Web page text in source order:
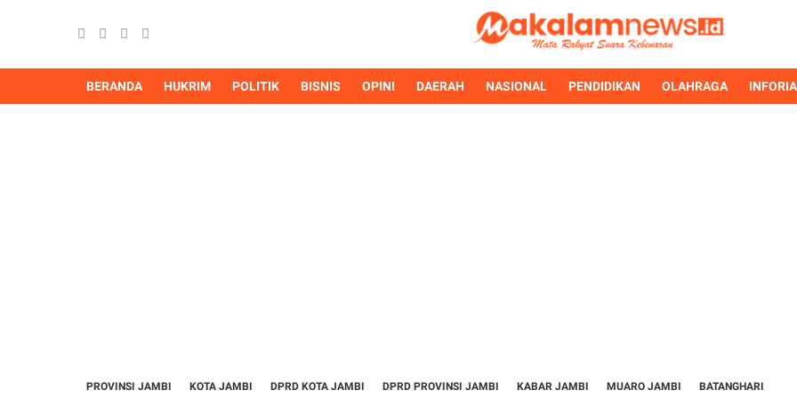
BERANDA HUKRIM POLITIK BISNIS OPINI DAERAH NASIONAL PENDIDIKAN OLAHRAGA
PROVINSI JAMBI KOTA JAMBI DPRD KOTA JAMBI DPRD PROVINSI JAMBI KABAR JAMBI MUARO JAMBI BATANGHARI